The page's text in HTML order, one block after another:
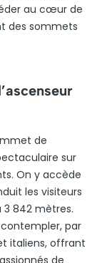
au cœur de
des sommets
de
sur
On y accède
les visiteurs
842 mètres.
par
italiens, offrant
de